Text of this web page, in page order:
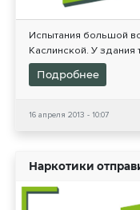
Испытания большой
Каслинской. У здания
Подробнее
16 апреля 2013 - 10:07
Наркотики